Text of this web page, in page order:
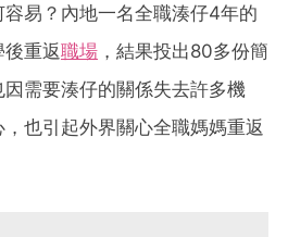
易？內地一名全職湊仔4年的
重返職場 ，結果投出80多份簡
需要湊仔的關係失去許多機
也引起外界關心全職媽媽重返